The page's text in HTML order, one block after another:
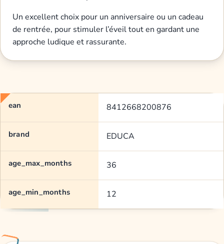
Un excellent choix pour un anniversaire ou un cadeau
de rentrée, pour stimuler l’éveil tout en gardant une
approche ludique et rassurante.
ean 8412668200876
brand EDUCA
age_max_months 36
age_min_months 12